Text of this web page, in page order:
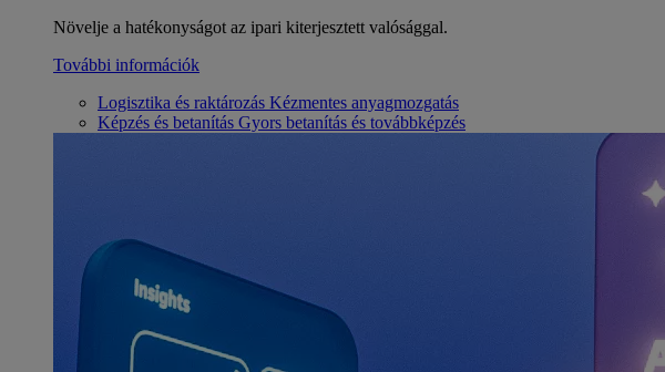
Növelje a hatékonyságot az ipari kiterjesztett valósággal.
További információk
Logisztika és raktározás Kézmentes anyagmozgatás
Képzés és betanítás Gyors betanítás és továbbképzés